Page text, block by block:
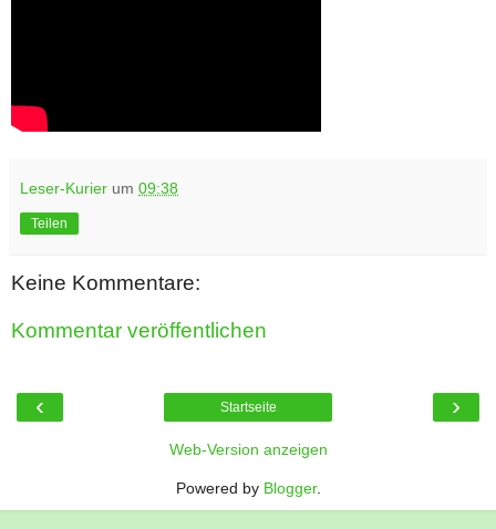
Leser-Kurier um 09:38
Teilen
Keine Kommentare:
Kommentar veröffentlichen
‹ ›
Startseite
Web-Version anzeigen
Powered by Blogger.